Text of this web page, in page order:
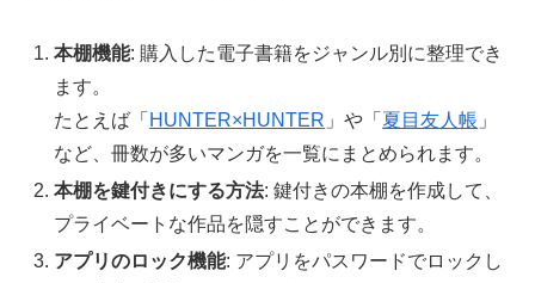
本棚機能: 購入した電子書籍をジャンル別に整理でき
ます。
たとえば「 HUNTER×HUNTER 」や「 夏目友人帳 」
など、冊数が多いマンガを一覧にまとめられます。
本棚を鍵付きにする方法: 鍵付きの本棚を作成して、
プライベートな作品を隠すことができます。
アプリのロック機能: アプリをパスワードでロックし